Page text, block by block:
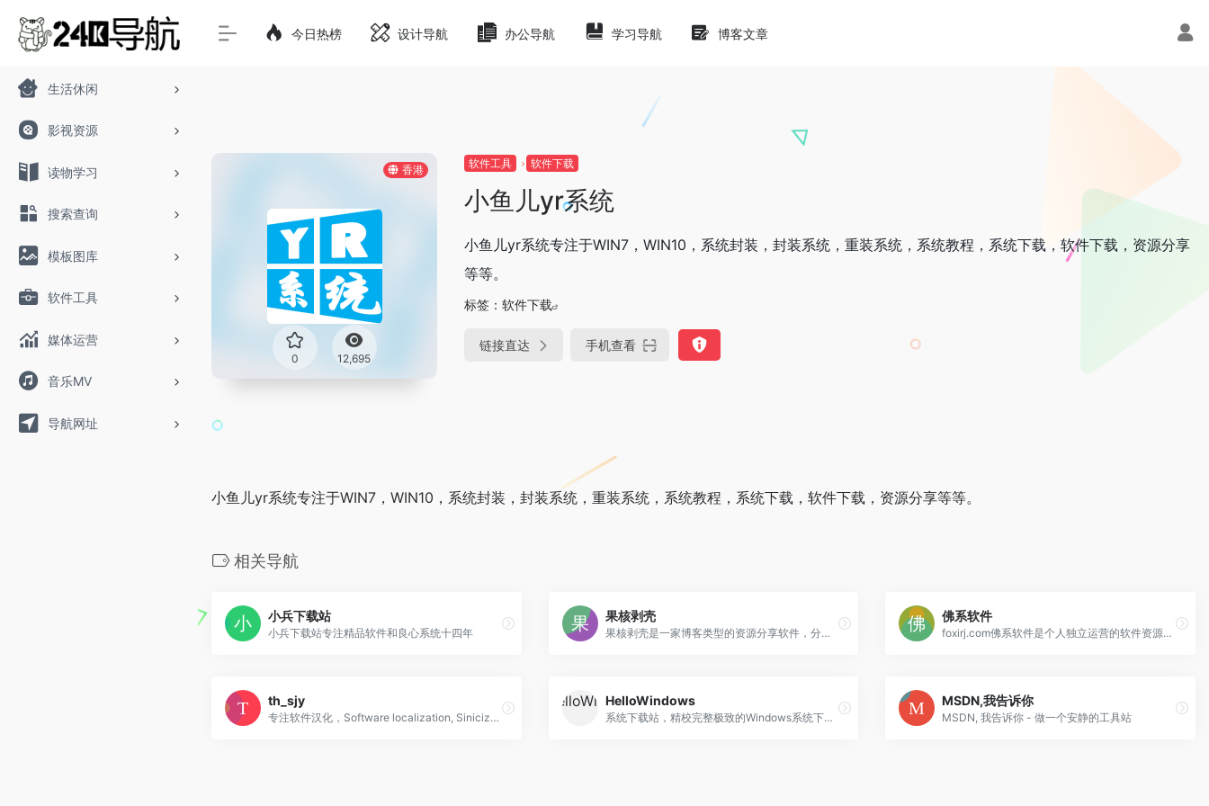
生活休闲
影视资源
读物学习
搜索查询
模板图库
软件工具
媒体运营
音乐MV
导航网址
今日热榜 设计导航 办公导航 学习导航 博客文章
香港
0 12,695
软件工具 软件下载
小鱼儿yr系统
小鱼儿yr系统专注于WIN7，WIN10，系统封装，封装系统，重装系统，系统教程，系统下载，软件下载，资源分享
等等。
标签： 软件下载
链接直达 手机查看
小鱼儿yr系统专注于WIN7，WIN10，系统封装，封装系统，重装系统，系统教程，系统下载，软件下载，资源分享等等。
相关导航
小兵下载站
小兵下载站专注精品软件和良心系统十四年
果核剥壳
果核剥壳是一家博客类型的资源分享软件，分享绿色软件软件，破解软件，安卓软件，纯净系统等。
佛系软件
foxirj.com佛系软件是个人独立运营的软件资源下载网站，主要精选分享mac破解软件、精品mac应用、安卓破解去广告软件、windows破解去广告软件及一些软件破解和使用教程，当然本站所发布的资源都是绿色安全无密码且会注明破解作者。
th_sjy
专注软件汉化，Software localization, Sinicization。
HelloWindows
系统下载站，精校完整极致的Windows系统下载仓储站。
MSDN,我告诉你
MSDN, 我告诉你 - 做一个安静的工具站